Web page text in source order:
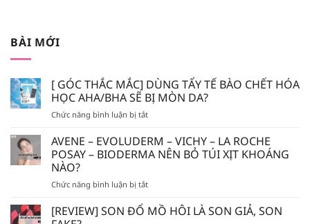
BÀI MỚI
[ GÓC THẮC MẮC] DÙNG TẨY TẾ BÀO CHẾT HÓA
HỌC AHA/BHA SẼ BỊ MÒN DA?
Chức năng bình luận bị tắtở
GÓC
THẮC
MẮC]
TẨY
BÀO
AVENE – EVOLUDERM – VICHY – LA ROCHE
POSAY – BIODERMA NÊN BỎ TÚI XỊT KHOÁNG
NÀO?
Chức năng bình luận bị tắtở
–
EVOLUDERM
[REVIEW] SON ĐỔ MỒ HÔI LÀ SON GIẢ, SON